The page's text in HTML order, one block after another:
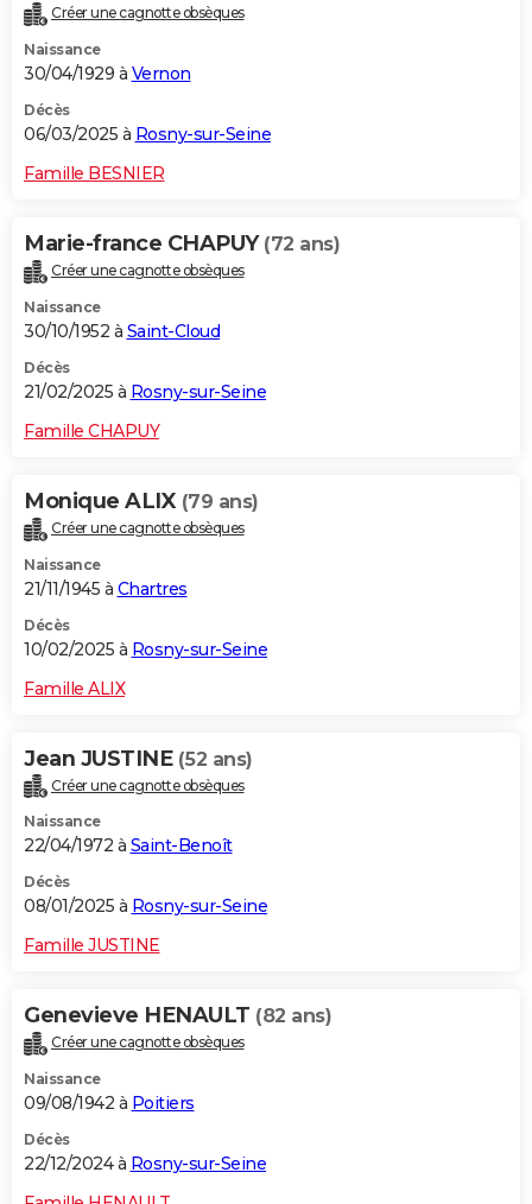
Créer une cagnotte obsèques
Naissance
30/04/1929 à Vernon
Décès
06/03/2025 à Rosny-sur-Seine
Famille BESNIER
Marie-france CHAPUY (72 ans)
Créer une cagnotte obsèques
Naissance
30/10/1952 à Saint-Cloud
Décès
21/02/2025 à Rosny-sur-Seine
Famille CHAPUY
Monique ALIX (79 ans)
Créer une cagnotte obsèques
Naissance
21/11/1945 à Chartres
Décès
10/02/2025 à Rosny-sur-Seine
Famille ALIX
Jean JUSTINE (52 ans)
Créer une cagnotte obsèques
Naissance
22/04/1972 à Saint-Benoît
Décès
08/01/2025 à Rosny-sur-Seine
Famille JUSTINE
Genevieve HENAULT (82 ans)
Créer une cagnotte obsèques
Naissance
09/08/1942 à Poitiers
Décès
22/12/2024 à Rosny-sur-Seine